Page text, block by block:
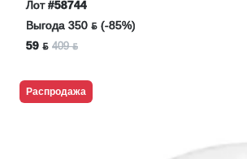
Лот#58744
Выгода 350 ƃ (-85%)
59 ƃ 409 ƃ
Распродажа